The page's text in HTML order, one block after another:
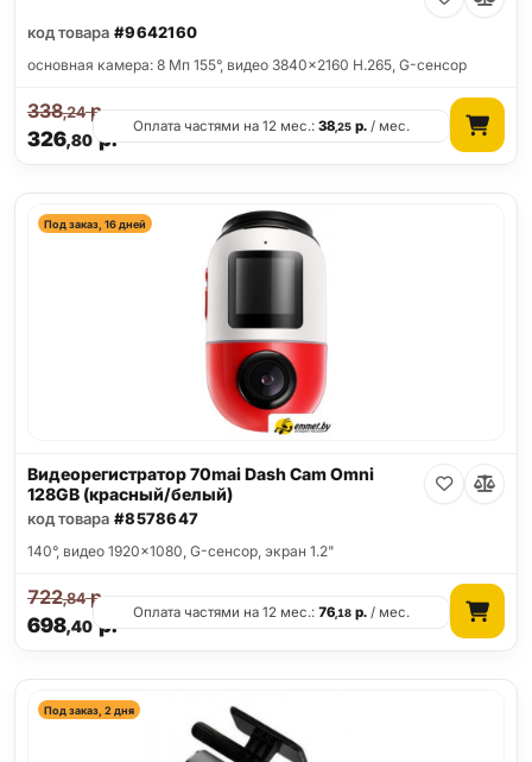
код товара #9642160
основная камера: 8 Мп 155°, видео 3840x2160 H.265, G-сенсор
326,80р.
338,24р.
Оплата частями на 12 мес.:38,25 р. / мес.
Под заказ, 16 дней
Видеорегистратор 70mai Dash Cam Omni
128GB (красный/белый)
код товара #8578647
140°, видео 1920x1080, G-сенсор, экран 1.2"
698,40р.
722,84р.
Оплата частями на 12 мес.:76,18 р. / мес.
Под заказ, 2 дня